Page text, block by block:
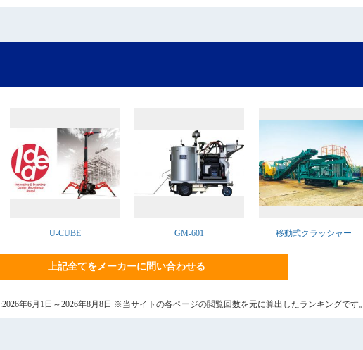
U-CUBE GM-601 移動式クラッシャー
上記全てをメーカーに問い合わせる
年6月1日～2026年8月8日 ※当サイトの各ページの閲覧回数を元に算出したランキングです。